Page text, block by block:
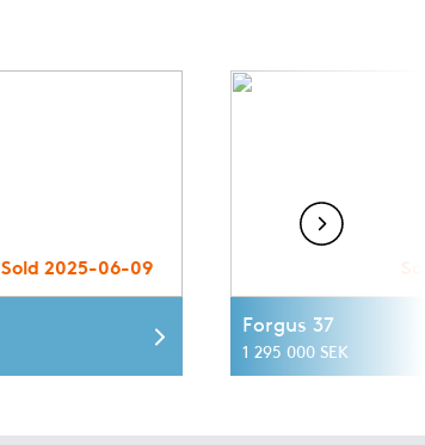
Sold 2025-06-09
Forgus 37
1 295 000 SEK